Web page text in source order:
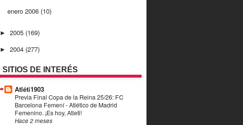
enero 2006 (10)
► 2005 (169)
► 2004 (277)
SITIOS DE INTERÉS
Atléti1903
Previa Final Copa de la Reina 25/26: FC
Barcelona Femení - Atlético de Madrid
Femenino. ¡Es hoy, Atleti!
Hace 2 meses